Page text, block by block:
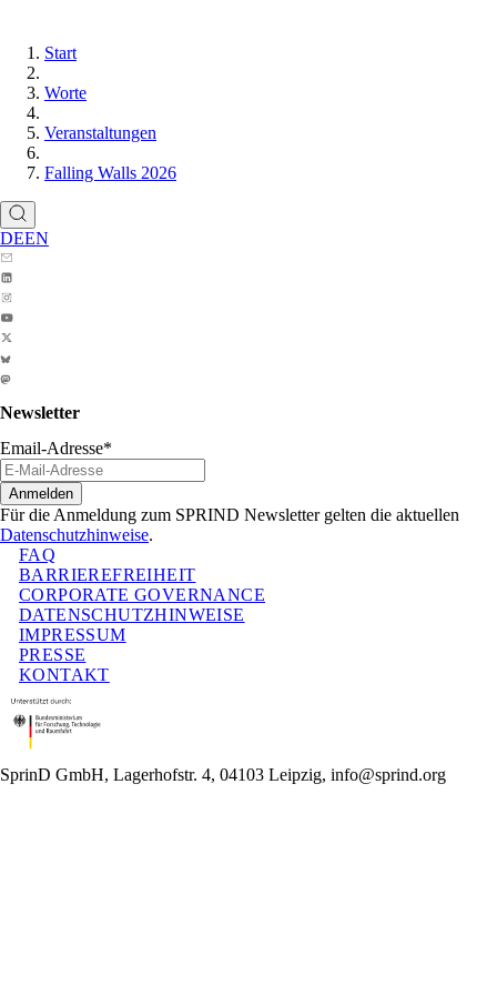
Start
Worte
Veranstaltungen
Falling Walls 2026
DEEN
Newsletter
Email-Adresse*
Anmelden
Für die Anmeldung zum SPRIND Newsletter gelten die aktuellen
Datenschutzhinweise.
FAQ
BARRIEREFREIHEIT
CORPORATE GOVERNANCE
DATENSCHUTZHINWEISE
IMPRESSUM
PRESSE
KONTAKT
SprinD GmbH, Lagerhofstr. 4, 04103 Leipzig, info@sprind.org